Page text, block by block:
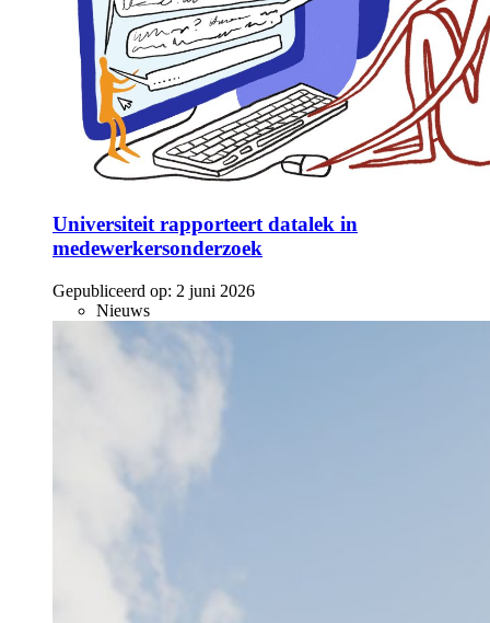
Universiteit rapporteert datalek in
medewerkersonderzoek
Gepubliceerd op: 2 juni 2026
Nieuws